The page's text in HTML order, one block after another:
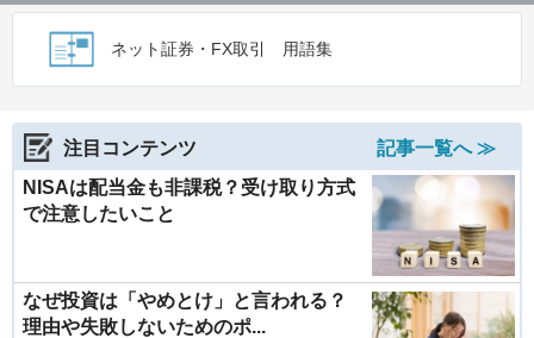
ネット証券・FX取引 用語集
注目コンテンツ
記事一覧へ ≫
NISAは配当金も非課税？受け取り方式
で注意したいこと
なぜ投資は「やめとけ」と言われる？
理由や失敗しないためのポ...